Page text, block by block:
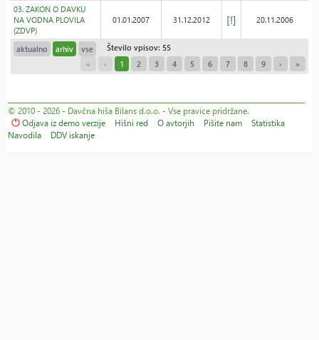
03. ZAKON O DAVKU
NA VODNA PLOVILA
(ZDVP)
01.01.2007 31.12.2012 [!] 20.11.2006
aktualno arhiv vse
Število vpisov: 55
«
‹ 1 2 3 4 5 6 7 8 9 › »
© 2010 - 2026 - Davčna hiša Bilans d.o.o. - Vse pravice pridržane.
Odjava iz demo verzije
Hišni red O avtorjih Pišite nam
Statistika
Navodila
DDV iskanje